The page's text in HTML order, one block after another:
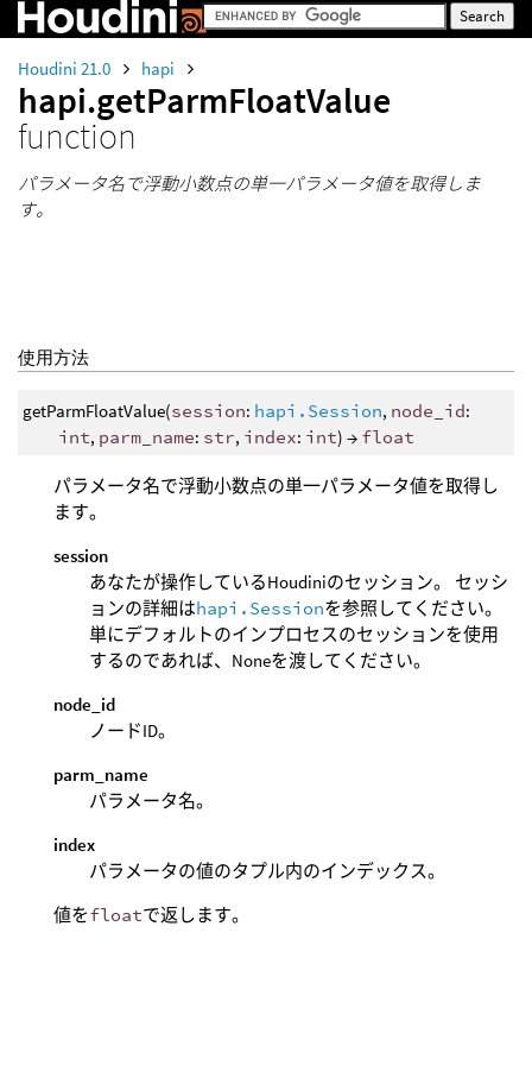
Houdini 21.0 hapi
hapi.getParmFloatValue
function
パラメータ名で浮動小数点の単一パラメータ値を取得しま
す。
使用方法
getParmFloatValue(session: hapi.Session, node_id:
int, parm_name: str, index: int) → float
パラメータ名で浮動小数点の単一パラメータ値を取得し
ます。
session
あなたが操作しているHoudiniのセッション。 セッシ
ョンの詳細はhapi.Sessionを参照してください。
単にデフォルトのインプロセスのセッションを使用
するのであれば、Noneを渡してください。
node_id
ノードID。
parm_name
パラメータ名。
index
パラメータの値のタプル内のインデックス。
値をfloatで返します。